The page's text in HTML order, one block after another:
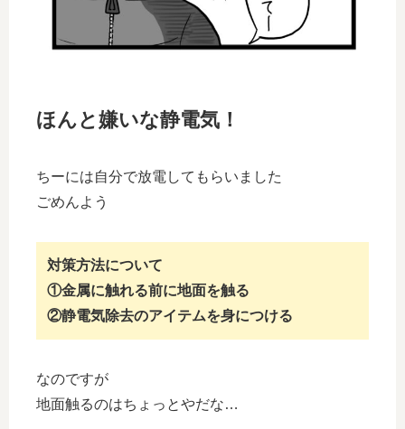
ほんと嫌いな静電気！
ちーには自分で放電してもらいました
ごめんよう
対策方法について
①金属に触れる前に地面を触る
②静電気除去のアイテムを身につける
なのですが
地面触るのはちょっとやだな…